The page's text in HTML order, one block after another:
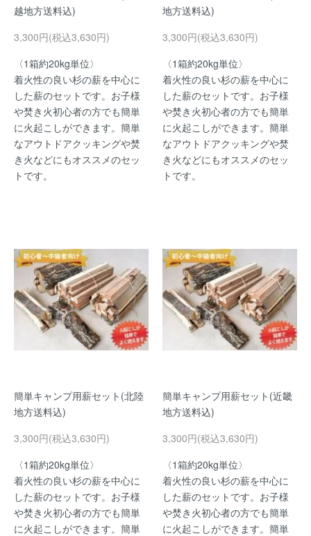
越地方送料込)
3,300円(税込3,630円)
〈1箱約20kg単位〉
着火性の良い杉の薪を中心に
した薪のセットです。お子様
や焚き火初心者の方でも簡単
に火起こしができます。簡単
なアウトドアクッキングや焚
き火などにもオススメのセッ
トです。
地方送料込)
3,300円(税込3,630円)
〈1箱約20kg単位〉
着火性の良い杉の薪を中心に
した薪のセットです。お子様
や焚き火初心者の方でも簡単
に火起こしができます。簡単
なアウトドアクッキングや焚
き火などにもオススメのセッ
トです。
簡単キャンプ用薪セット(北陸
地方送料込)
3,300円(税込3,630円)
〈1箱約20kg単位〉
着火性の良い杉の薪を中心に
した薪のセットです。お子様
や焚き火初心者の方でも簡単
に火起こしができます。簡単
簡単キャンプ用薪セット(近畿
地方送料込)
3,300円(税込3,630円)
〈1箱約20kg単位〉
着火性の良い杉の薪を中心に
した薪のセットです。お子様
や焚き火初心者の方でも簡単
に火起こしができます。簡単